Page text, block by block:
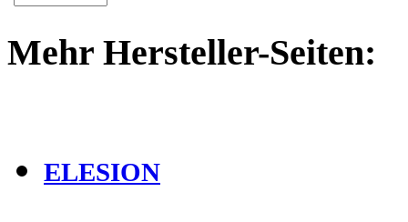
Mehr Hersteller-Seiten:
ELESION